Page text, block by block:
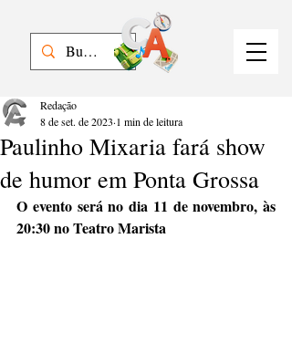
Paulinho Mixaria fará show
de humor em Ponta Grossa
Redação
8 de set. de 2023 1 min de leitura
O evento será no dia 11 de novembro, às
20:30 no Teatro Marista